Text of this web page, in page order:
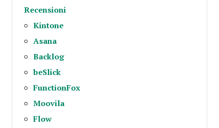
Recensioni
Kintone
Asana
Backlog
beSlick
FunctionFox
Moovila
Flow